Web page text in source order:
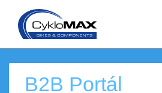
B2B Portál